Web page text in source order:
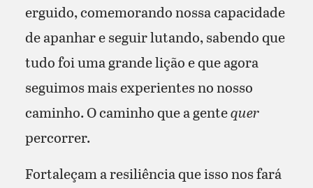
erguido, comemorando nossa capacidade
de apanhar e seguir lutando, sabendo que
tudo foi uma grande lição e que agora
seguimos mais experientes no nosso
caminho. O caminho que a gentequer
percorrer.
Fortaleçam a resiliência que isso nos fará